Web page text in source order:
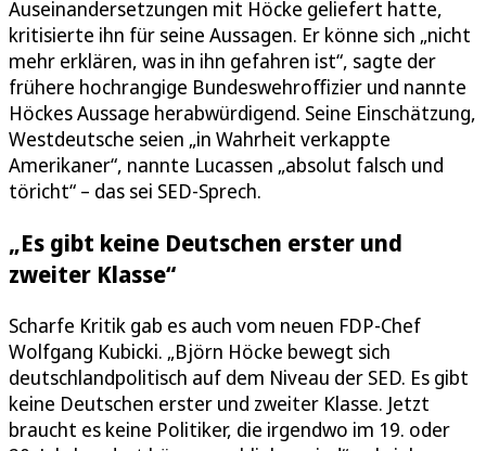
Auseinandersetzungen mit Höcke geliefert hatte,
kritisierte ihn für seine Aussagen. Er könne sich „nicht
mehr erklären, was in ihn gefahren ist“, sagte der
frühere hochrangige Bundeswehroffizier und nannte
Höckes Aussage herabwürdigend. Seine Einschätzung,
Westdeutsche seien „in Wahrheit verkappte
Amerikaner“, nannte Lucassen „absolut falsch und
töricht“ – das sei SED-Sprech.
„Es gibt keine Deutschen erster und
zweiter Klasse“
Scharfe Kritik gab es auch vom neuen FDP-Chef
Wolfgang Kubicki. „Björn Höcke bewegt sich
deutschlandpolitisch auf dem Niveau der SED. Es gibt
keine Deutschen erster und zweiter Klasse. Jetzt
braucht es keine Politiker, die irgendwo im 19. oder